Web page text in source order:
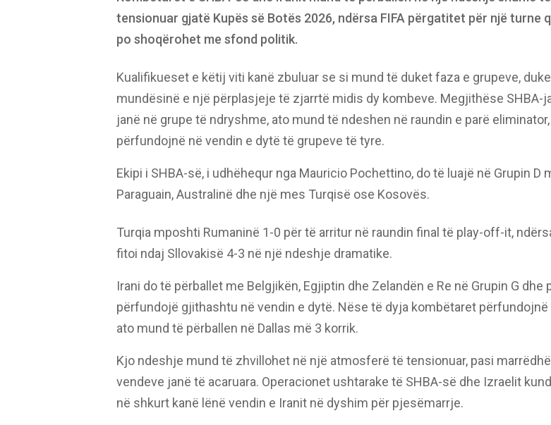
tensionuar gjatë Kupës së Botës 2026, ndërsa FIFA përgatitet për një turne
po shoqërohet me sfond politik.
Kualifikueset e këtij viti kanë zbuluar se si mund të duket faza e grupeve,
mundësinë e një përplasjeje të zjarrtë midis dy kombeve. Megjithëse SHBA-
janë në grupe të ndryshme, ato mund të ndeshen në raundin e parë
përfundojnë në vendin e dytë të grupeve të tyre.
Ekipi i SHBA-së, i udhëhequr nga Mauricio Pochettino, do të luajë në Grupin D
Paraguain, Australinë dhe një mes Turqisë ose Kosovës.
Turqia mposhti Rumaninë 1-0 për të arritur në raundin final të play-off-it,
fitoi ndaj Sllovakisë 4-3 në një ndeshje dramatike.
Irani do të përballet me Belgjikën, Egjiptin dhe Zelandën e Re në Grupin G dhe
përfundojë gjithashtu në vendin e dytë. Nëse të dyja kombëtaret përfundojnë
ato mund të përballen në Dallas më 3 korrik.
Kjo ndeshje mund të zhvillohet në një atmosferë të tensionuar, pasi
vendeve janë të acaruara. Operacionet ushtarake të SHBA-së dhe Izraelit
në shkurt kanë lënë vendin e Iranit në dyshim për pjesëmarrje.